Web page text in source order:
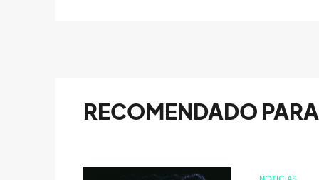
RECOMENDADO